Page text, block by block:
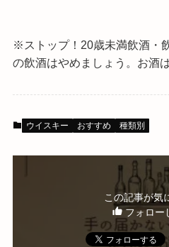
※ストップ！20歳未満飲酒・
の飲酒はやめましょう。お酒
ウイスキー おすすめ 種類別
この記事が気
フォロー